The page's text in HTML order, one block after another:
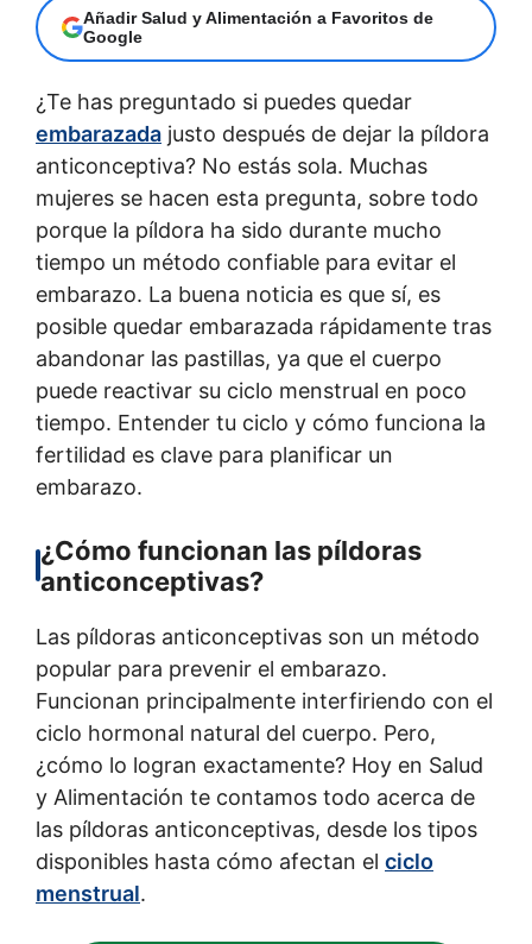
Añadir Salud y Alimentación a Favoritos de
Google
¿Te has preguntado si puedes quedar
embarazada justo después de dejar la píldora
anticonceptiva? No estás sola. Muchas
mujeres se hacen esta pregunta, sobre todo
porque la píldora ha sido durante mucho
tiempo un método confiable para evitar el
embarazo. La buena noticia es que sí, es
posible quedar embarazada rápidamente tras
abandonar las pastillas, ya que el cuerpo
puede reactivar su ciclo menstrual en poco
tiempo. Entender tu ciclo y cómo funciona la
fertilidad es clave para planificar un
embarazo.
¿Cómo funcionan las píldoras
anticonceptivas?
Las píldoras anticonceptivas son un método
popular para prevenir el embarazo.
Funcionan principalmente interfiriendo con el
ciclo hormonal natural del cuerpo. Pero,
¿cómo lo logran exactamente? Hoy en Salud
y Alimentación te contamos todo acerca de
las píldoras anticonceptivas, desde los tipos
disponibles hasta cómo afectan el ciclo
menstrual.